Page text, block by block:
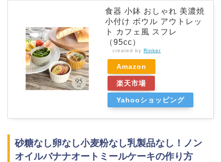
食器 小鉢 おしゃれ 美濃焼
小付け ボウル アウトレッ
ト カフェ風 スフレ
（95cc）
created by Rinker
Amazon
楽天市場
Yahooショッピング
砂糖なし卵なし小麦粉なし乳製品なし！ノン
オイルバナナオートミールケーキの作り方